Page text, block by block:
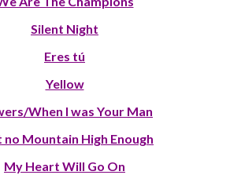
Silent Night
Eres tú
Yellow
When I was Your Man
no Mountain High Enough
My Heart Will Go On